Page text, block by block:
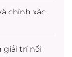
chính xác
giải trínổi